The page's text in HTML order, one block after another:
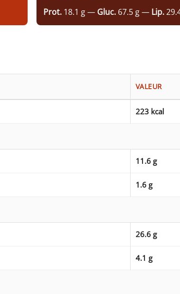
Prot. 18.1 g — Gluc. 67.5 g — Lip.
VALEUR
223 kcal
11.6 g
1.6 g
26.6 g
4.1 g